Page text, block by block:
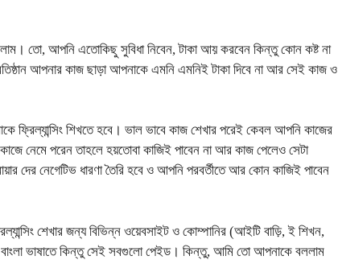
তো, আপনি এতোকিছু সুবিধা নিবেন, টাকা আয় করবেন কিন্তু কোন কষ্ট না
আপনার কাজ ছাড়া আপনাকে এমনি এমনিই টাকা দিবে না আর সেই কাজ ও
ফ্রিল্যান্সিং শিখতে হবে। ভাল ভাবে কাজ শেখার পরেই কেবল আপনি কাজের
নেমে পরেন তাহলে হয়তোবা কাজিই পাবেন না আর কাজ পেলেও সেটা
দের নেগেটিভ ধারণা তৈরি হবে ও আপনি পরবর্তীতে আর কোন কাজিই পাবেন
শেখার জন্য বিভিন্ন ওয়েবসাইট ও কোম্পানির (আইটি বাড়ি, ই শিখন,
বাংলা ভাষাতে কিন্তু সেই সবগুলো পেইড। কিন্তু, আমি তো আপনাকে বললাম